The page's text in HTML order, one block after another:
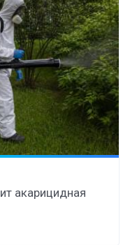
акарицидная